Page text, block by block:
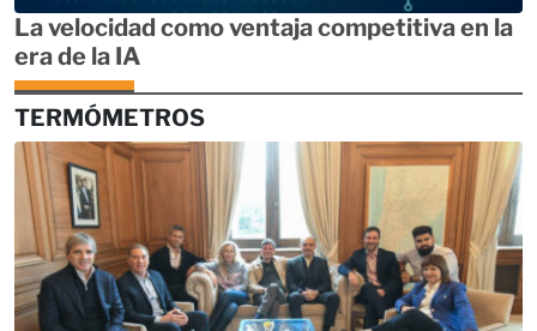
La velocidad como ventaja competitiva en la
era de la IA
TERMÓMETROS